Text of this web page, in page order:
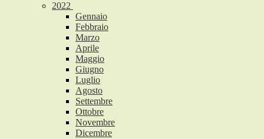
2022
Gennaio
Febbraio
Marzo
Aprile
Maggio
Giugno
Luglio
Agosto
Settembre
Ottobre
Novembre
Dicembre